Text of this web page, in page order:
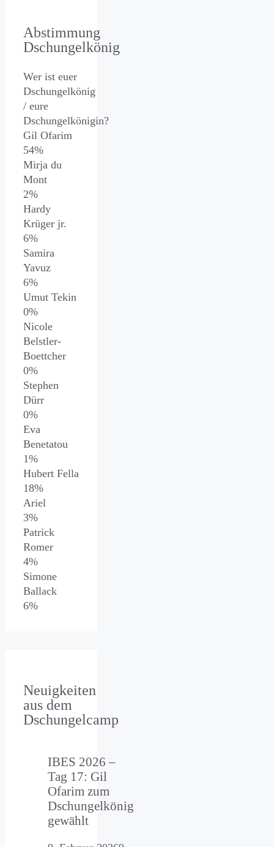
Abstimmung
Dschungelkönig
Wer ist euer
Dschungelkönig
/ eure
Dschungelkönigin?
Gil Ofarim
54%
Mirja du
Mont
2%
Hardy
Krüger jr.
6%
Samira
Yavuz
6%
Umut Tekin
0%
Nicole
Belstler-
Boettcher
0%
Stephen
Dürr
0%
Eva
Benetatou
1%
Hubert Fella
18%
Ariel
3%
Patrick
Romer
4%
Simone
Ballack
6%
Neuigkeiten
aus dem
Dschungelcamp
IBES 2026 –
Tag 17: Gil
Ofarim zum
Dschungelkönig
gewählt